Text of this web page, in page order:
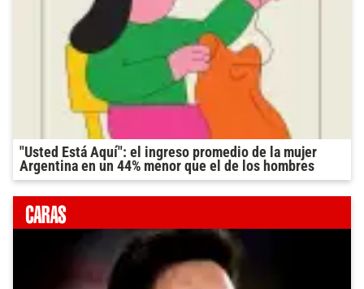
"Usted Está Aquí": el ingreso promedio de la mujer
Argentina en un 44% menor que el de los hombres